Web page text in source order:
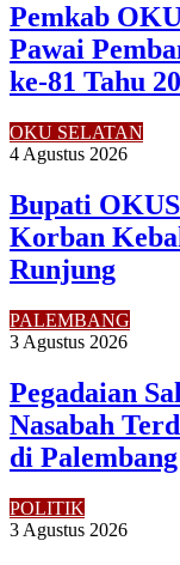
Pemkab
Pawai
ke-81 Tahu
OKU SELATAN
4 Agustus 2026
Bupati
Korban
Runjung
PALEMBANG
3 Agustus 2026
Pegadaian
Nasabah
di Palembang
POLITIK
3 Agustus 2026